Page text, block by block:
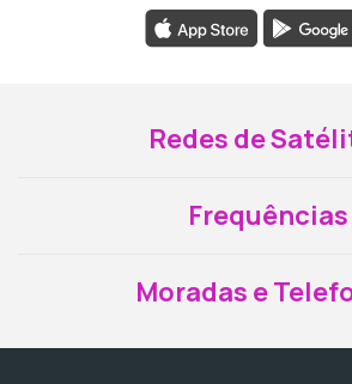
Redes de
Frequências
Moradas e